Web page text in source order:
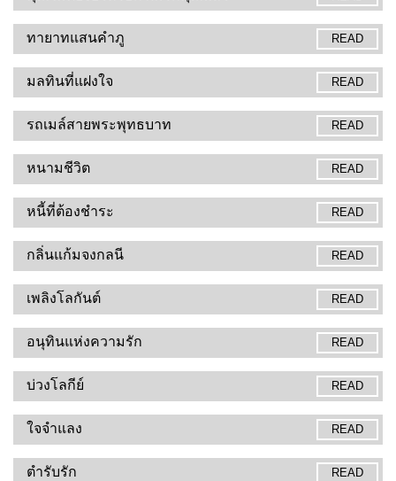
READ
ทายาทแสนคำภู
READ
มลทินที่แฝงใจ
READ
รถเมล์สายพระพุทธบาท
READ
หนามชีวิต
READ
หนี้ที่ต้องชำระ
READ
กลิ่นแก้มจงกลนี
READ
เพลิงโลกันต์
READ
อนุทินแห่งความรัก
READ
บ่วงโลกีย์
READ
ใจจำแลง
READ
ตำรับรัก